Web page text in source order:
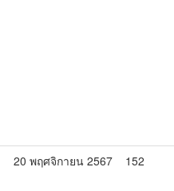
20 พฤศจิกายน 2567 152